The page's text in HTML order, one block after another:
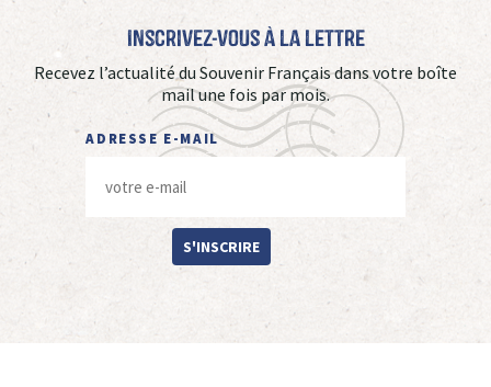
Inscrivez-vous à La Lettre
Recevez l’actualité du Souvenir Français dans votre boîte
mail une fois par mois.
ADRESSE E-MAIL
S'INSCRIRE